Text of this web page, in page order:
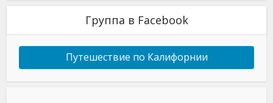
Группа в Facebook
Путешествие по Калифорнии